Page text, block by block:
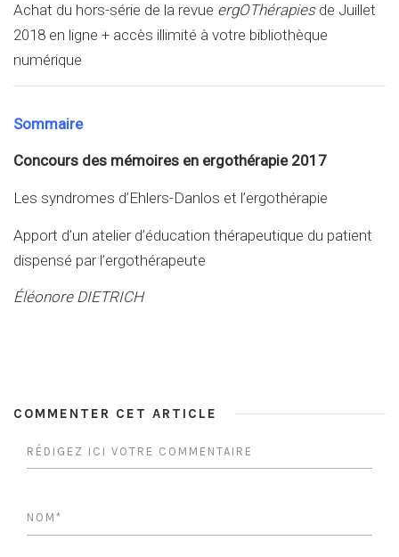
Achat du hors-série de la revue ergOThérapiesde Juillet
2018 en ligne + accès illimité à votre bibliothèque
numérique
Sommaire
Concours des mémoires en ergothérapie 2017
Les syndromes d’Ehlers-Danlos et l’ergothérapie
Apport d’un atelier d’éducation thérapeutique du patient
dispensé par l’ergothérapeute
Éléonore DIETRICH
COMMENTER CET ARTICLE